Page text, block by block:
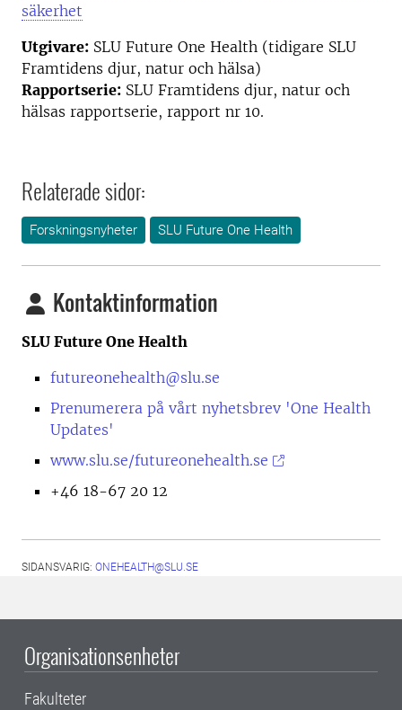
säkerhet
Utgivare: SLU Future One Health (tidigare SLU
Framtidens djur, natur och hälsa)
Rapportserie: SLU Framtidens djur, natur och
hälsas rapportserie, rapport nr 10.
Relaterade sidor:
Forskningsnyheter SLU Future One Health
Kontaktinformation
SLU Future One Health
futureonehealth@slu.se
Prenumerera på vårt nyhetsbrev 'One Health
Updates'
www.slu.se/futureonehealth.se
+46 18-67 20 12
SIDANSVARIG: ONEHEALTH@SLU.SE
Organisationsenheter
Fakulteter